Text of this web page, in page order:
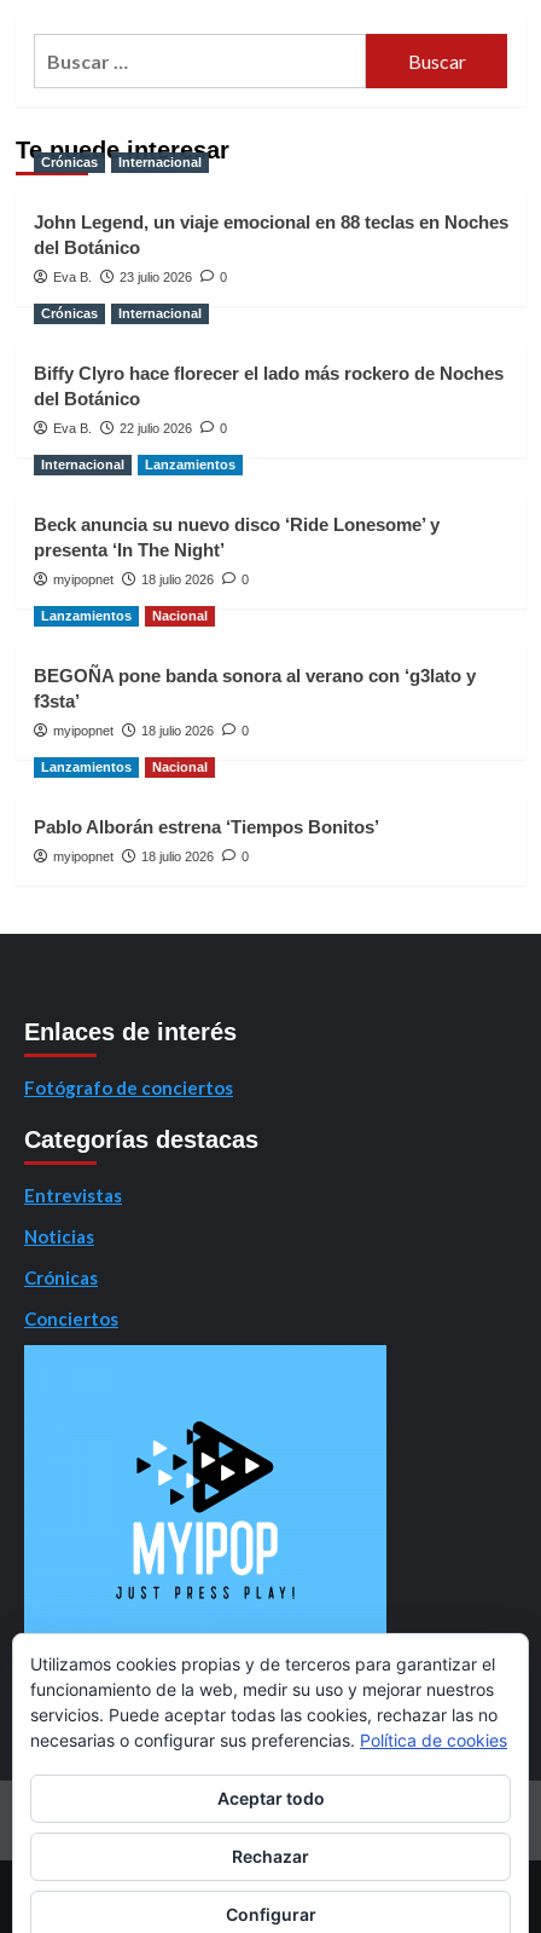
Te puede interesar
Crónicas Internacional
John Legend, un viaje emocional en 88 teclas en Noches
del Botánico
Eva B. 23 julio 2026 0
Crónicas Internacional
Biffy Clyro hace florecer el lado más rockero de Noches
del Botánico
Eva B. 22 julio 2026 0
Internacional Lanzamientos
Beck anuncia su nuevo disco ‘Ride Lonesome’ y
presenta ‘In The Night’
myipopnet 18 julio 2026 0
Lanzamientos Nacional
BEGOÑA pone banda sonora al verano con ‘g3lato y
f3sta’
myipopnet 18 julio 2026 0
Lanzamientos Nacional
Pablo Alborán estrena ‘Tiempos Bonitos’
myipopnet 18 julio 2026 0
Enlaces de interés
Fotógrafo de conciertos
Categorías destacas
Entrevistas
Noticias
Crónicas
Conciertos
TwitterInstagramFacebookYouTube
Copyright 2021 MyiPop © Todos los derechos reservados.
Utilizamos cookies propias y de terceros para garantizar el
funcionamiento de la web, medir su uso y mejorar nuestros
servicios. Puede aceptar todas las cookies, rechazar las no
necesarias o configurar sus preferencias. Política de cookies
Aceptar todo
Rechazar
Configurar